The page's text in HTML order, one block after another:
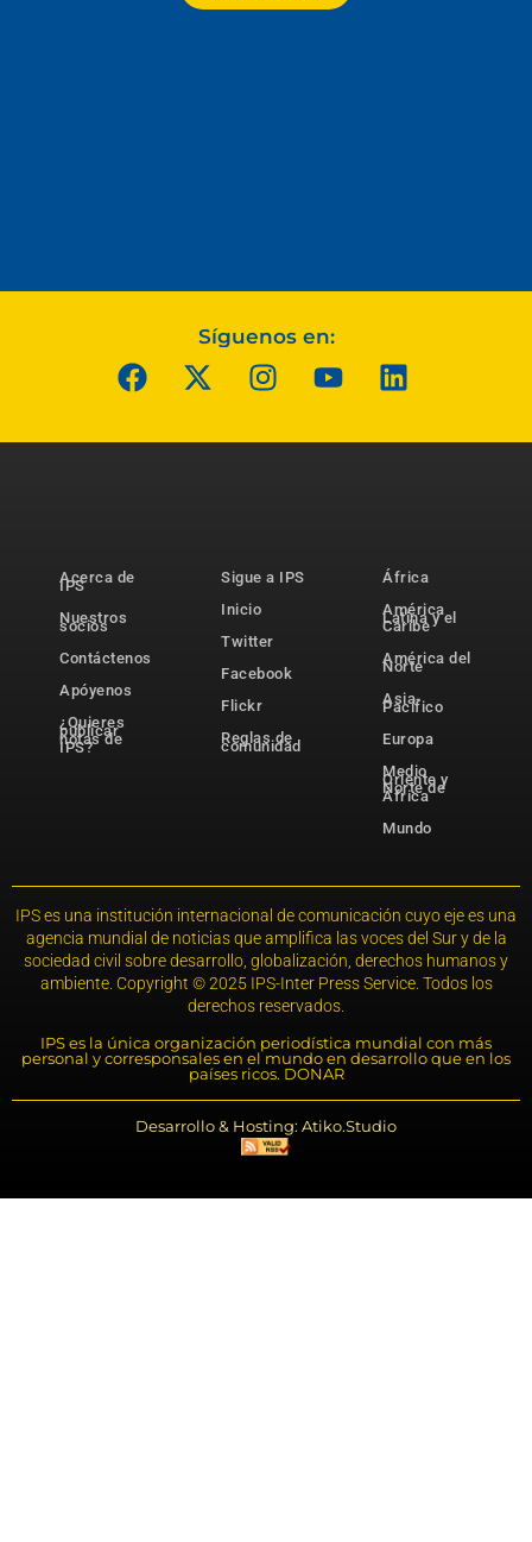
Síguenos en:
Acerca de
IPS
Nuestros
socios
Contáctenos
Apóyenos
¿Quieres
publicar
notas de
IPS?
Sigue a IPS
Inicio
Twitter
Facebook
Flickr
Reglas de
comunidad
África
América
Latina y el
Caribe
América del
Norte
Asia-
Pacífico
Europa
Medio
Oriente y
Norte de
África
Mundo
IPS es una institución internacional de comunicación cuyo eje es una
agencia mundial de noticias que amplifica las voces del Sur y de la
sociedad civil sobre desarrollo, globalización, derechos humanos y
ambiente. Copyright © 2025 IPS-Inter Press Service. Todos los
derechos reservados.
IPS es la única organización periodística mundial con más
personal y corresponsales en el mundo en desarrollo que en los
países ricos. DONAR
Desarrollo & Hosting: Atiko.Studio